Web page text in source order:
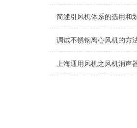
简述引风机体系的选用和
调试不锈钢离心风机的方
上海​通用风机之风机消声